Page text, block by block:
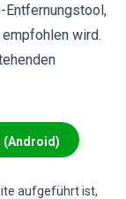
wird.
(Android)
aufgeführt ist,